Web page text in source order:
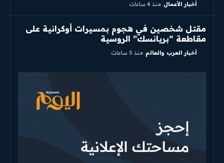
أخبار الأعمال منذ 4 ساعات
مقتل شخصين في هجوم بمسيرات أوكرانية على
مقاطعة “بريانسك” الروسية
أخبار العرب والعالم منذ 5 ساعات